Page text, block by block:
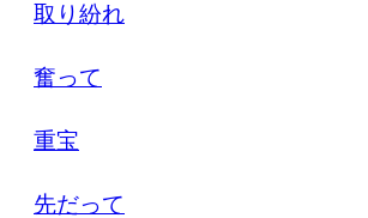
取り紛れ
奮って
重宝
先だって